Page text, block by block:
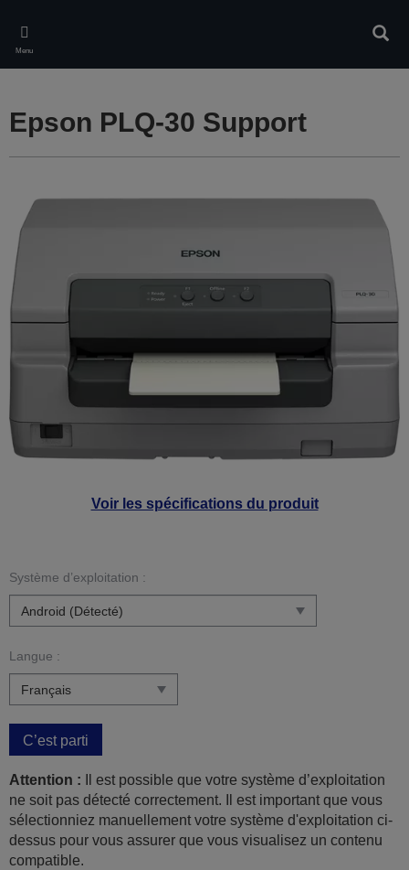
main
content
Menu
Voir les spécifications du produit
Epson PLQ-30 Support
Système d’exploitation :
Langue :
C’est parti
Attention : Il est possible que votre système d’exploitation
ne soit pas détecté correctement. Il est important que vous
sélectionniez manuellement votre système d'exploitation ci-
dessus pour vous assurer que vous visualisez un contenu
compatible.